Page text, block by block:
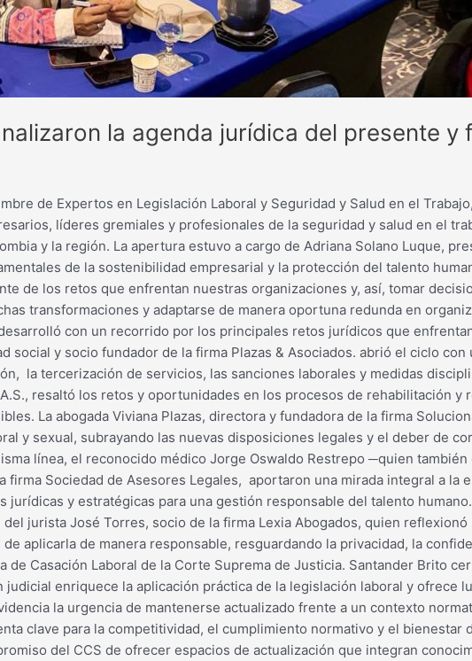
la agenda jurídica del presente y
de Expertos en Legislación Laboral y Seguridad y Salud en el
líderes gremiales y profesionales de la seguridad y salud en el
y la región. La apertura estuvo a cargo de Adriana Solano Luque,
de la sostenibilidad empresarial y la protección del talento
de los retos que enfrentan nuestras organizaciones y, así, tomar
transformaciones y adaptarse de manera oportuna redunda en
con un recorrido por los principales retos jurídicos que
social y socio fundador de la firma Plazas & Asociados. abrió el ciclo
la tercerización de servicios, las sanciones laborales y medidas
resaltó los retos y oportunidades en los procesos de rehabilitación y
La abogada Viviana Plazas, directora y fundadora de la firma
y sexual, subrayando las nuevas disposiciones legales y el deber de
línea, el reconocido médico Jorge Oswaldo Restrepo ─quien
Sociedad de Asesores Legales, aportaron una mirada integral a la
y estratégicas para una gestión responsable del talento
jurista José Torres, socio de la firma Lexia Abogados, quien
aplicarla de manera responsable, resguardando la privacidad, la
Casación Laboral de la Corte Suprema de Justicia. Santander Brito
enriquece la aplicación práctica de la legislación laboral y ofrece
la urgencia de mantenerse actualizado frente a un contexto
clave para la competitividad, el cumplimiento normativo y el bienestar
del CCS de ofrecer espacios de actualización que integran